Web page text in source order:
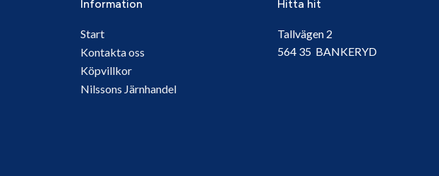
Information
Start
Kontakta oss
Köpvillkor
Nilssons Järnhandel
Hitta hit
Tallvägen 2
564 35 BANKERYD